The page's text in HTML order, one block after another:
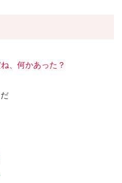
、何かあった？